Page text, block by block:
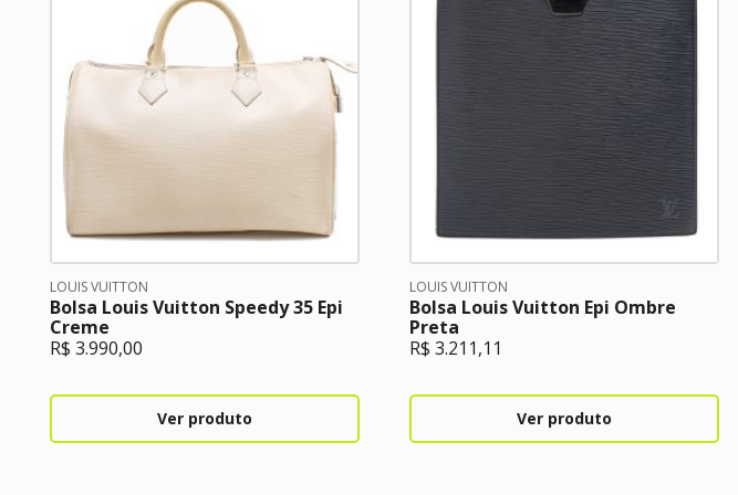
LOUIS VUITTON
Bolsa Louis Vuitton Speedy 35 Epi
Creme
R$ 3.990,00
Ver produto
LOUIS VUITTON
Bolsa Louis Vuitton Epi Ombre
Preta
R$ 3.211,11
Ver produto